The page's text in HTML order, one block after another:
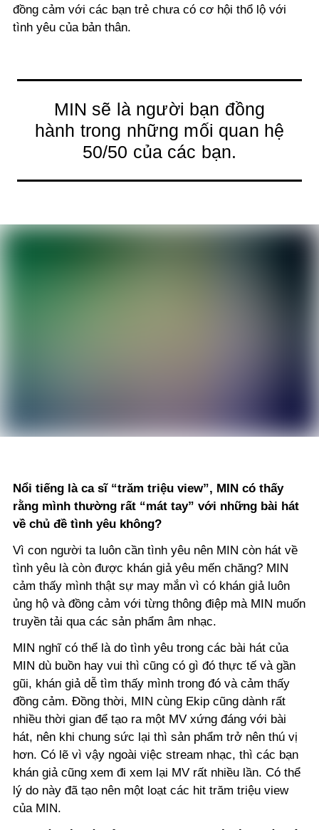
đồng cảm với các bạn trẻ chưa có cơ hội thổ lộ với
tình yêu của bản thân.
MIN sẽ là người bạn đồng
hành trong những mối quan hệ
50/50 của các bạn.
Nổi tiếng là ca sĩ “trăm triệu view”, MIN có thấy
rằng mình thường rất “mát tay” với những bài hát
về chủ đề tình yêu không?
Vì con người ta luôn cần tình yêu nên MIN còn hát về
tình yêu là còn được khán giả yêu mến chăng? MIN
cảm thấy mình thật sự may mắn vì có khán giả luôn
ủng hộ và đồng cảm với từng thông điệp mà MIN muốn
truyền tải qua các sản phẩm âm nhạc.
MIN nghĩ có thể là do tình yêu trong các bài hát của
MIN dù buồn hay vui thì cũng có gì đó thực tế và gần
gũi, khán giả dễ tìm thấy mình trong đó và cảm thấy
đồng cảm. Đồng thời, MIN cùng Ekip cũng dành rất
nhiều thời gian để tạo ra một MV xứng đáng với bài
hát, nên khi chung sức lại thì sản phẩm trở nên thú vị
hơn. Có lẽ vì vậy ngoài việc stream nhạc, thì các bạn
khán giả cũng xem đi xem lại MV rất nhiều lần. Có thể
lý do này đã tạo nên một loạt các hit trăm triệu view
của MIN.